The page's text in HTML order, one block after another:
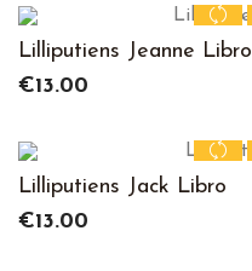
Lilliputiens Jeanne Libro
Price
€13.00
Lilliputiens Jack Libro
Price
€13.00